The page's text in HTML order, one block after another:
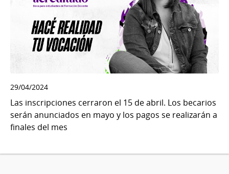
29/04/2024
Las inscripciones cerraron el 15 de abril. Los becarios
serán anunciados en mayo y los pagos se realizarán a
finales del mes